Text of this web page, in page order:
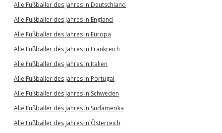
Alle Fußballer des Jahres in Deutschland
Alle Fußballer des Jahres in England
Alle Fußballer des Jahres in Europa
Alle Fußballer des Jahres in Frankreich
Alle Fußballer des Jahres in Italien
Alle Fußballer des Jahres in Portugal
Alle Fußballer des Jahres in Schweden
Alle Fußballer des Jahres in Südamerika
Alle Fußballer des Jahres in Österreich